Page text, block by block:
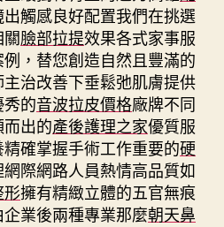
觸感良好配置我們在挑選
臉部拉提效果各式家事服
，替您創造自然且豐滿的
治改善下垂鬆弛肌膚提供
的音波拉皮價格廠牌不同
出的產後護理之家優質服
確掌握手術工作重要的硬
際網路人員熱情高品質如
形擁有精緻立體的五官無痕
業後兩種專業那麼朝天鼻